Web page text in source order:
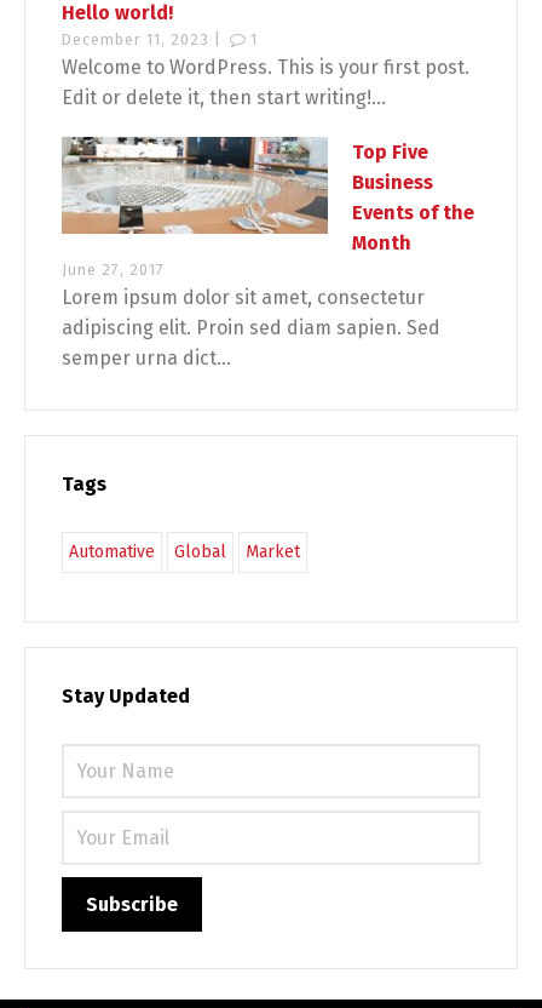
Hello world!
December 11, 2023 | 1
Welcome to WordPress. This is your first post.
Edit or delete it, then start writing!...
Top Five
Business
Events of the
Month
June 27, 2017
Lorem ipsum dolor sit amet, consectetur
adipiscing elit. Proin sed diam sapien. Sed
semper urna dict...
Tags
Automative Global Market
Stay Updated